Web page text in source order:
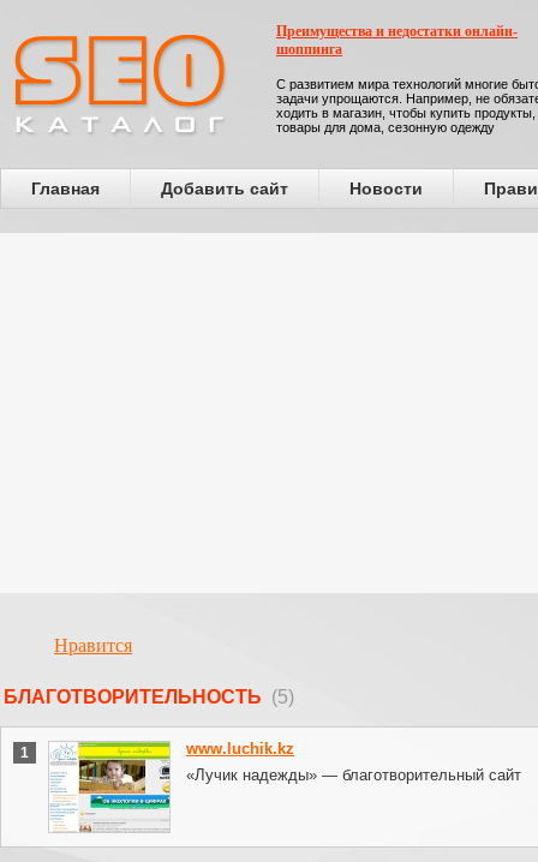
Преимущества и недостатки онлайн-
шоппинга
С развитием мира технологий многие
задачи упрощаются. Например, не
ходить в магазин, чтобы купить продукты,
товары для дома, сезонную одежду
Главная Добавить сайт Новости
Нравится
БЛАГОТВОРИТЕЛЬНОСТЬ (5)
1
www.luchik.kz
«Лучик надежды» — благотворительный сайт